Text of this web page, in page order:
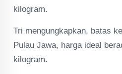
kilogram.
Tri mengungkapkan, batas
Pulau Jawa, harga ideal
kilogram.